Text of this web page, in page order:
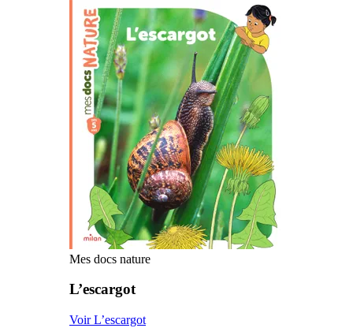
Mes docs nature
L’escargot
Voir L’escargot